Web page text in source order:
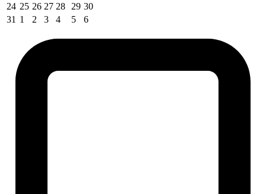
24 25 26 27 28 29 30
31 1 2 3 4 5 6